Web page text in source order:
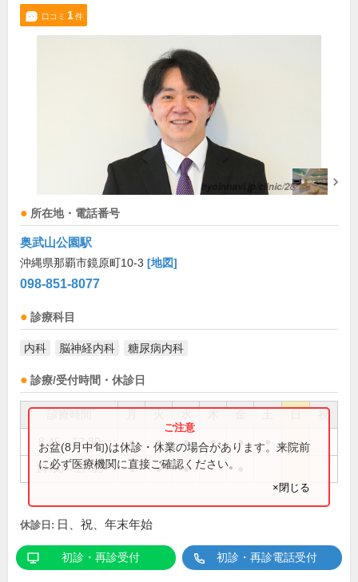
口コミ 1件
所在地・電話番号
奥武山公園駅
沖縄県那覇市鏡原町10-3 [地図]
098-851-8077
診療科目
内科 脳神経内科 糖尿病内科
診療/受付時間・休診日
祝
8:45～12:30 ● ● ● ● ●
14:00～17:30 ● ● ●
お盆(8月中旬)は休診・休業の場合があります。来院前
に必ず医療機関に直接ご確認ください。
×閉じる
休診日: 日、祝、年末年始
初診・再診受付 初診・再診電話受付